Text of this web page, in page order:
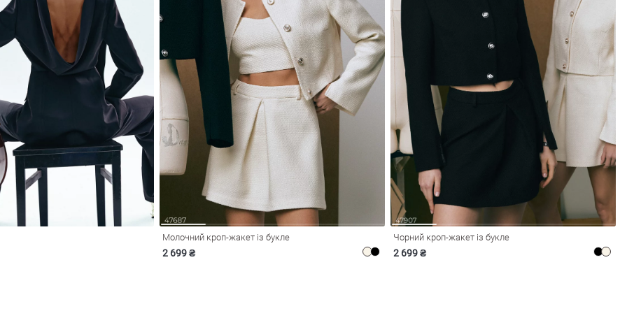
Молочний кроп-жакет із букле
2 699 ₴
Чорний кроп-жакет із букле
2 699 ₴